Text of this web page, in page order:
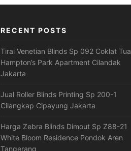
RECENT POSTS
Tirai Venetian Blinds Sp 092 Coklat Tua
Hampton’s Park Apartment Cilandak
Jakarta
Jual Roller Blinds Printing Sp 200-1
Cilangkap Cipayung Jakarta
Harga Zebra Blinds Dimout Sp Z88-21
White Bloom Residence Pondok Aren
Tangerang